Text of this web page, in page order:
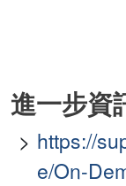
進一步資
https://
e/On-